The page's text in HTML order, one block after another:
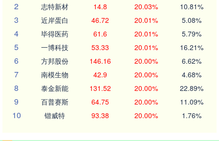
2 志特新材 14.8 20.03% 10.81%
3 近岸蛋白 46.72 20.01% 5.08%
4 毕得医药 61.6 20.01% 5.79%
5 一博科技 53.33 20.01% 16.21%
6 方邦股份 146.16 20.00% 6.62%
7 南模生物 42.9 20.00% 4.68%
8 泰金新能 131.52 20.00% 22.89%
9 百普赛斯 64.75 20.00% 11.09%
10 锴威特 93.38 20.00% 1.76%